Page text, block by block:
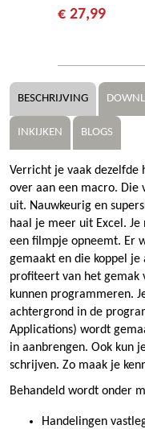
€ 27,99
BESCHRIJVING
INKIJKEN BLOGS
Verricht je vaak dezelfde
over aan een macro. Die
uit. Nauwkeurig en
haal je meer uit Excel.
een filmpje opneemt. Er
gemaakt en die koppel je
profiteert van het gemak
kunnen programmeren.
achtergrond in de
Applications) wordt
in aanbrengen. Ook kun
schrijven. Zo maak je
Behandeld wordt onder
Handelingen